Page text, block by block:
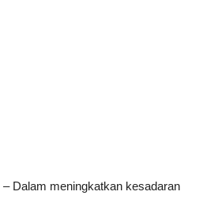
– Dalam meningkatkan kesadaran